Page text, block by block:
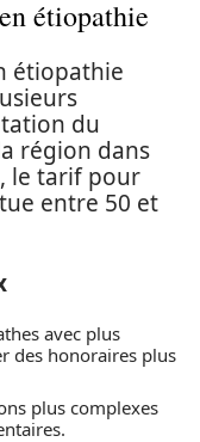
étiopathie
étiopathie
du
région dans
le tarif pour
entre 50 et
avec plus
des honoraires plus
plus complexes